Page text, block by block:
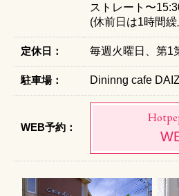
ストレート〜
(休前日は1時間繰
定休日： 毎週火曜日、第1
駐車場： Dininng cafe
WEB予約：